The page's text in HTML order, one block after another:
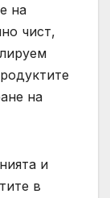
на
чист,
на
и
в